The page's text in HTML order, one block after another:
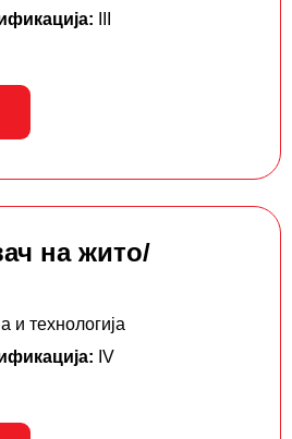
на жито/
и технологија
IV